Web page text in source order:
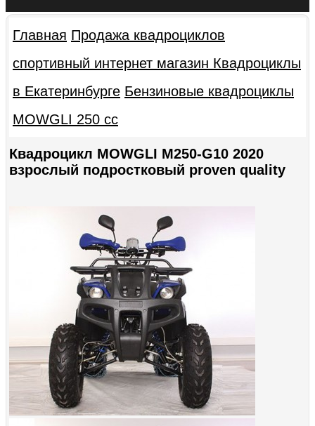
Главная Продажа квадроциклов
спортивный интернет магазин Квадроциклы
в Екатеринбурге Бензиновые квадроциклы
MOWGLI 250 cc
Квадроцикл MOWGLI M250-G10 2020
взрослый подростковый proven quality